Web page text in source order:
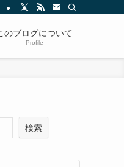
のブログについて
Profile
検索